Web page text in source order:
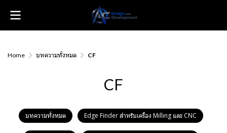
Home บทความทั้งหมด CF
CF
บทความทั้งหมด Edge Finder สำหรับเครื่อง Milling และ CNC